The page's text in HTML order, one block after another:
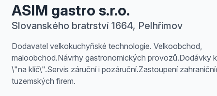
ASIM gastro s.r.o.
Slovanského bratrství 1664, Pelhřimov
Dodavatel velkokuchyňské technologie. Velkoobchod,
maloobchod.Návrhy gastronomických provozů.Dodávky
\"na klíč\".Servis záruční i pozáruční.Zastoupení
tuzemských firem.